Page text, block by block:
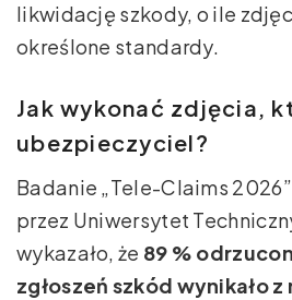
likwidację szkody, o ile
określone standardy.
Jak wykonać zdjęcia,
ubezpieczyciel?
Badanie „Tele-Claims
przez Uniwersytet
wykazało, że 89 %
zgłoszeń szkód wynikało